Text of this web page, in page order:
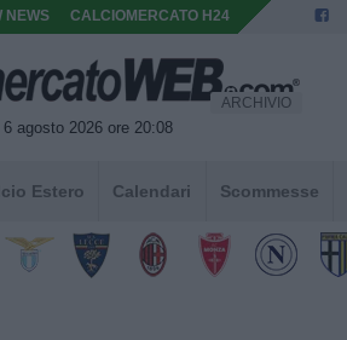
NEWS CALCIOMERCATO H24
agosto 2026 ore 20:08
ARCHIVIO
Estero Calendari Scommesse